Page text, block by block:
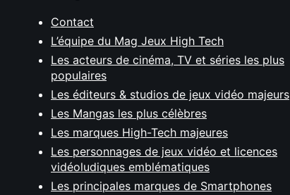
Contact
L’équipe du Mag Jeux High Tech
Les acteurs de cinéma, TV et séries les plus
populaires
Les éditeurs & studios de jeux vidéo majeurs
Les Mangas les plus célèbres
Les marques High-Tech majeures
Les personnages de jeux vidéo et licences
vidéoludiques emblématiques
Les principales marques de Smartphones